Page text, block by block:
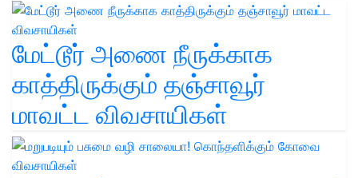
மேட்டூர் அணை நீருக்காக
காத்திருக்கும் தஞ்சாவூர்
மாவட்ட விவசாயிகள்